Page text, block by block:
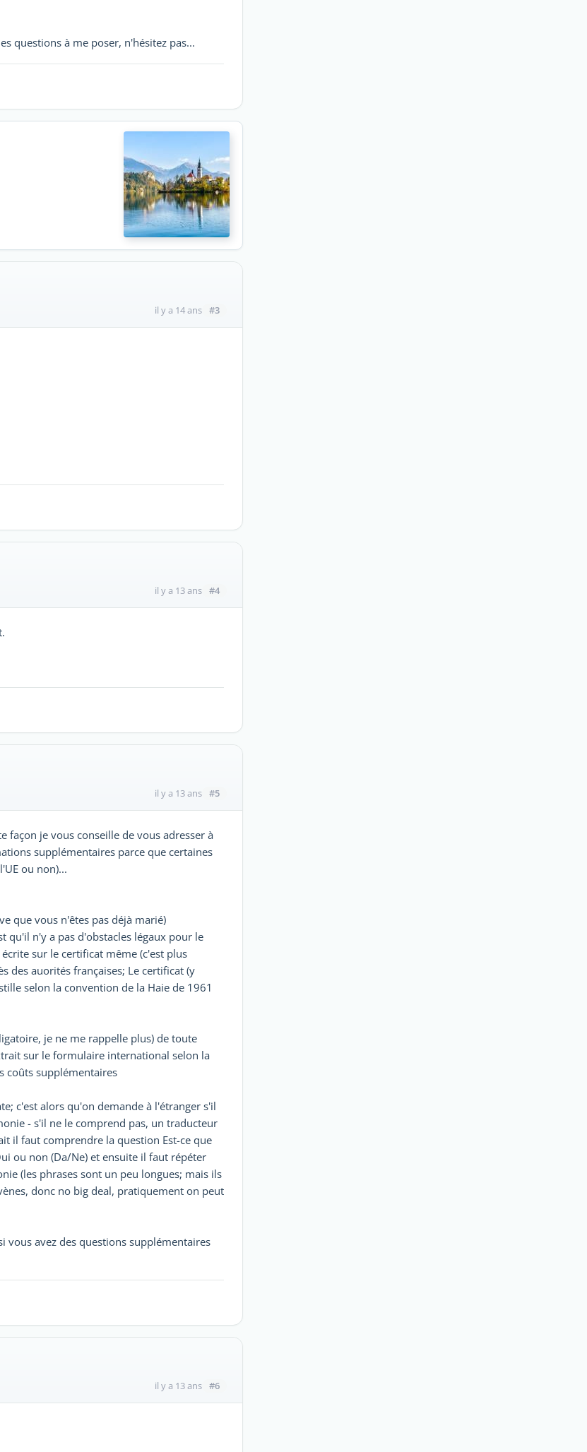
questions à me poser, n'hésitez pas...
il y a 14 ans #3
il y a 13 ans #4
il y a 13 ans #5
façon je vous conseille de vous adresser à
supplémentaires parce que certaines
ou non)...
que vous n'êtes pas déjà marié)
qu'il n'y a pas d'obstacles légaux pour le
sur le certificat même (c'est plus
des auorités françaises; Le certificat (y
selon la convention de la Haie de 1961
je ne me rappelle plus) de toute
sur le formulaire international selon la
coûts supplémentaires
c'est alors qu'on demande à l'étranger s'il
- s'il ne le comprend pas, un traducteur
il faut comprendre la question Est-ce que
ou non (Da/Ne) et ensuite il faut répéter
(les phrases sont un peu longues; mais ils
donc no big deal, pratiquement on peut
vous avez des questions supplémentaires
il y a 13 ans #6